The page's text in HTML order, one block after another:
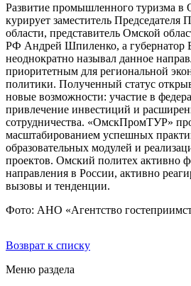
Развитие промышленного туризма в
курирует заместитель Председателя
области, представитель Омской
РФ Андрей Шпиленко, а губернатор
неоднократно называл данное
приоритетным для региональной
политики. Полученный статус
новые возможности: участие в
привлечение инвестиций и
сотрудничества. «ОмскПромТУР»
масштабированием успешных
образовательных модулей и
проектов. Омский политех активно
направления в России, активно
вызовы и тенденции.
Фото: АНО «Агентство
Возврат к списку
Меню раздела